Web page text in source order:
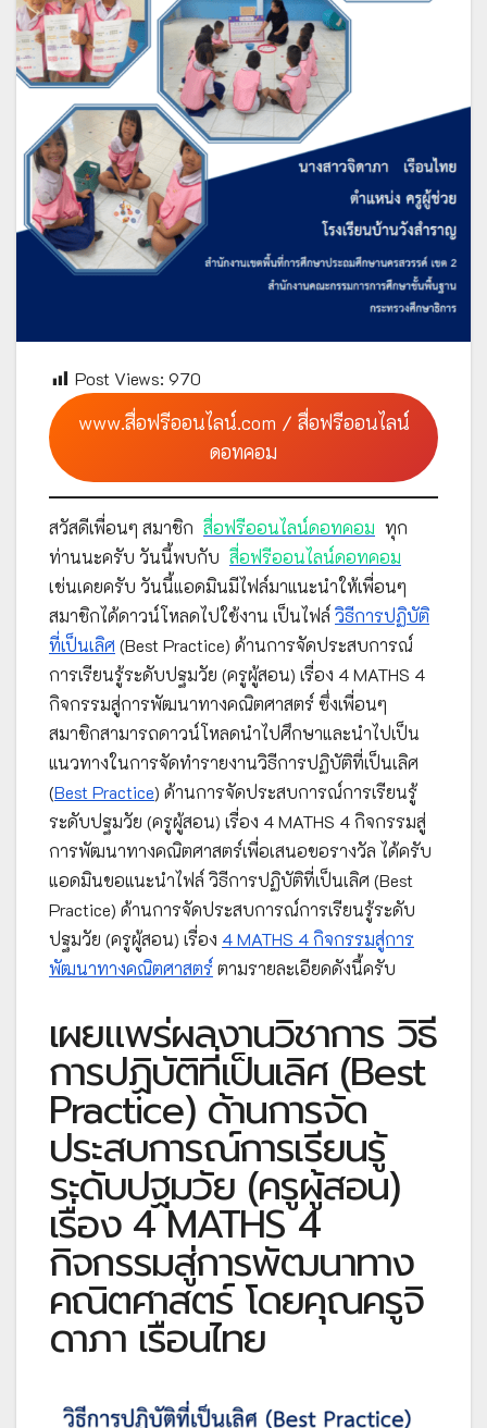
Post Views: 970
www.สื่อฟรีออนไลน์.com / สื่อฟรีออนไลน์
ดอทคอม
สวัสดีเพื่อนๆ สมาชิก สื่อฟรีออนไลน์ดอทคอม ทุก
ท่านนะครับ วันนี้พบกับ สื่อฟรีออนไลน์ดอทคอม
เช่นเคยครับ วันนี้แอดมินมีไฟล์มาแนะนำให้เพื่อนๆ
สมาชิกได้ดาวน์โหลดไปใช้งาน เป็นไฟล์ วิธีการปฏิบัติ
ที่เป็นเลิศ (Best Practice) ด้านการจัดประสบการณ์
การเรียนรู้ระดับปฐมวัย (ครูผู้สอน) เรื่อง 4 MATHS 4
กิจกรรมสู่การพัฒนาทางคณิตศาสตร์ ซึ่งเพื่อนๆ
สมาชิกสามารถดาวน์โหลดนำไปศึกษาและนำไปเป็น
แนวทางในการจัดทำรายงานวิธีการปฏิบัติที่เป็นเลิศ
(Best Practice) ด้านการจัดประสบการณ์การเรียนรู้
ระดับปฐมวัย (ครูผู้สอน) เรื่อง 4 MATHS 4 กิจกรรมสู่
การพัฒนาทางคณิตศาสตร์เพื่อเสนอขอรางวัล ได้ครับ
แอดมินขอแนะนำไฟล์ วิธีการปฏิบัติที่เป็นเลิศ (Best
Practice) ด้านการจัดประสบการณ์การเรียนรู้ระดับ
ปฐมวัย (ครูผู้สอน) เรื่อง 4 MATHS 4 กิจกรรมสู่การ
พัฒนาทางคณิตศาสตร์ ตามรายละเอียดดังนี้ครับ
เผยแพร่ผลงานวิชาการ วิธี
การปฏิบัติที่เป็นเลิศ (Best
Practice) ด้านการจัด
ประสบการณ์การเรียนรู้
ระดับปฐมวัย (ครูผู้สอน)
เรื่อง 4 MATHS 4
กิจกรรมสู่การพัฒนาทาง
คณิตศาสตร์ โดยคุณครูจิ
ดาภา เรือนไทย